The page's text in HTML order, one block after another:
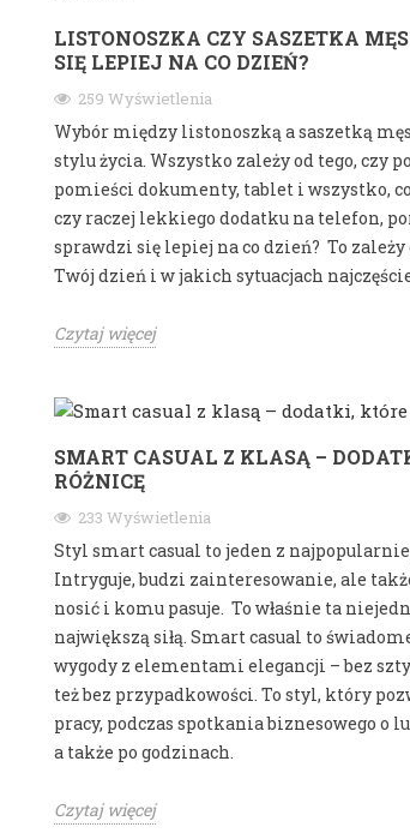
LISTONOSZKA CZY SASZETKA
SIĘ LEPIEJ NA CO DZIEŃ?
259 Wyświetlenia
Wybór między listonoszką a saszetką
stylu życia. Wszystko zależy od tego, czy
pomieści dokumenty, tablet i wszystko,
czy raczej lekkiego dodatku na telefon,
sprawdzi się lepiej na co dzień? To zależy
Twój dzień i w jakich sytuacjach
Czytaj więcej
SMART CASUAL Z KLASĄ –
RÓŻNICĘ
233 Wyświetlenia
Styl smart casual to jeden z
Intryguje, budzi zainteresowanie, ale
nosić i komu pasuje. To właśnie ta
największą siłą. Smart casual to
wygody z elementami elegancji – bez
też bez przypadkowości. To styl, który
pracy, podczas spotkania biznesowego o
a także po godzinach.
Czytaj więcej